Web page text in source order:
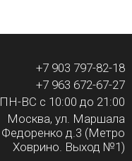
+7 903 797-82-18
+7 963 672-67-27
ПН-ВС с 10:00 до 21:00
Москва, ул. Маршала
Федоренко д.3 (Метро
Ховрино. Выход №1)